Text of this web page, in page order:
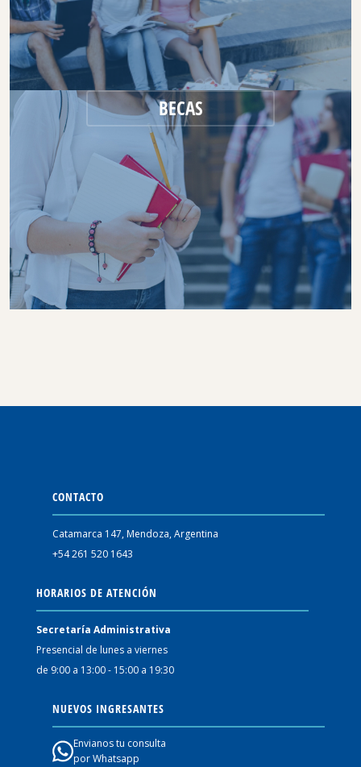
BECAS
CONTACTO
Catamarca 147, Mendoza, Argentina
+54 261 520 1643
HORARIOS DE ATENCIÓN
Secretaría Administrativa
Presencial de lunes a viernes
de 9:00 a 13:00 - 15:00 a 19:30
NUEVOS INGRESANTES
Envianos tu consulta
por Whatsapp